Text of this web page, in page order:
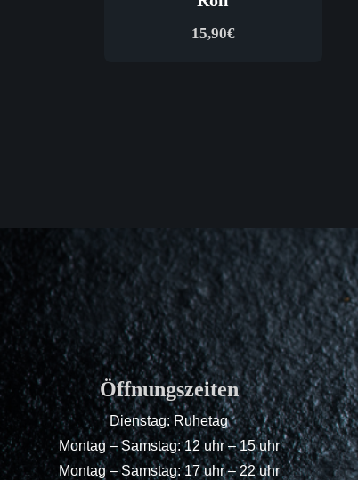
15,90€
Öffnungszeiten
Dienstag: Ruhetag
Montag – Samstag: 12 uhr – 15 uhr
Montag – Samstag: 17 uhr – 22 uhr